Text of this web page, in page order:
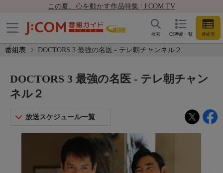
この夏、心を動かす作品特集 | J:COM TV
CS番組一覧 番組表
検索
番組表 DOCTORS 3 最強の名医 - テレ朝チャンネル２
DOCTORS 3 最強の名医 - テレ朝チャン
ネル２
放送スケジュール一覧